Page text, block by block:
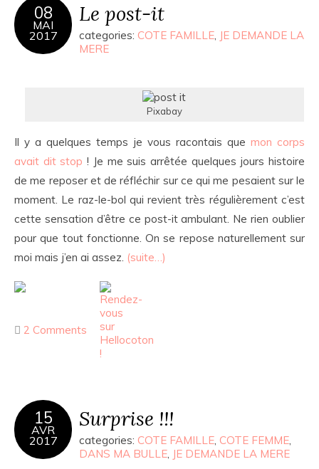
08
MAI
2017
Le post-it
categories: COTE FAMILLE, JE DEMANDE LA
MERE
Pixabay
Il y a quelques temps je vous racontais que mon corps
avait dit stop ! Je me suis arrêtée quelques jours histoire
de me reposer et de réfléchir sur ce qui me pesaient sur le
moment. Le raz-le-bol qui revient très régulièrement c’est
cette sensation d’être ce post-it ambulant. Ne rien oublier
pour que tout fonctionne. On se repose naturellement sur
moi mais j’en ai assez. (suite…)
2 Comments
15
AVR
2017
Surprise !!!
categories: COTE FAMILLE, COTE FEMME,
DANS MA BULLE, JE DEMANDE LA MERE